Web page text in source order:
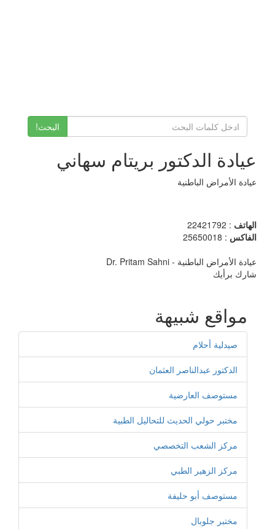
البحث!
عيادة الدكتور بريتام سهاني
عيادة الأمراض الباطنية
الهاتف : 22421792
الفاكس : 25650018
عيادة الأمراض الباطنية - Dr. Pritam Sahni
شارك برأيك
مواقع شبيهة
صيدلية أحلام
الدكتور عبدالناصر العثمان
مستوصف العارضية
مختبر حولي الحديث للتحاليل الطبية
مركز الشعب التخصصي
مركز الزهير الطبي
مستوصف أبو حليفة
مختبر جلوبال